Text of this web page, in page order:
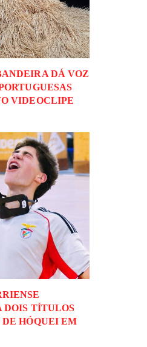
DÁ VOZ
VIDEOCLIPE
DOIS TÍTULOS
HÓQUEI EM